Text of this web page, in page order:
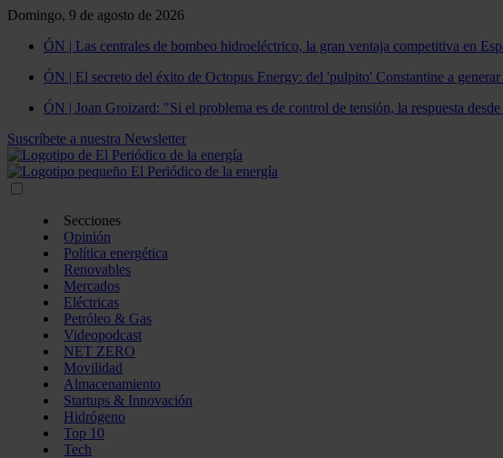
Domingo, 9 de agosto de 2026
ÓN | Las centrales de bombeo hidroeléctrico, la gran ventaja competitiva en
ÓN | El secreto del éxito de Octopus Energy: del 'pulpito' Constantine a
ÓN | Joan Groizard: "Si el problema es de control de tensión, la respuesta
Suscríbete a nuestra Newsletter
Secciones
Opinión
Política energética
Renovables
Mercados
Eléctricas
Petróleo & Gas
Videopodcast
NET ZERO
Movilidad
Almacenamiento
Startups & Innovación
Hidrógeno
Top 10
Tech